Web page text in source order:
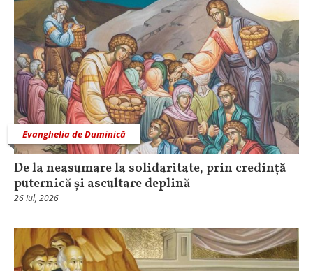
Evanghelia de Duminică
De la neasumare la solidaritate, prin credință
puternică și ascultare deplină
26 Iul, 2026